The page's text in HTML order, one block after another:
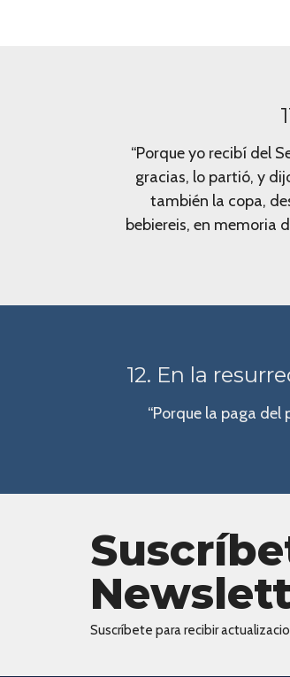
“Porque yo recibí del
gracias, lo partió, y
también la copa,
bebiereis, en memoria
12. En la
“Porque la paga del
Suscríbete para recibir